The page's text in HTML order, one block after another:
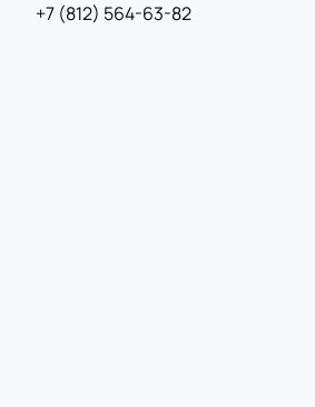
+7 (812) 564-63-82